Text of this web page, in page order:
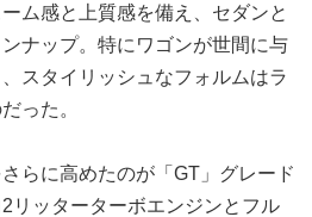
ム感と上質感を備え、セダンと
ナップ。特にワゴンが世間に与
スタイリッシュなフォルムはラ
った。
らに高めたのが「GT」グレード
リッターターボエンジンとフル